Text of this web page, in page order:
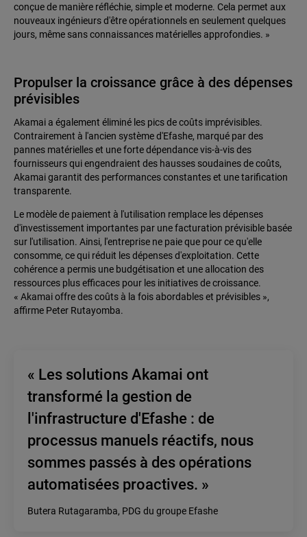
conçue de manière réfléchie, simple et moderne. Cela permet aux
nouveaux ingénieurs d'être opérationnels en seulement quelques
jours, même sans connaissances matérielles approfondies. »
Propulser la croissance grâce à des dépenses
prévisibles
Akamai a également éliminé les pics de coûts imprévisibles.
Contrairement à l'ancien système d'Efashe, marqué par des
pannes matérielles et une forte dépendance vis-à-vis des
fournisseurs qui engendraient des hausses soudaines de coûts,
Akamai garantit des performances constantes et une tarification
transparente.
Le modèle de paiement à l'utilisation remplace les dépenses
d'investissement importantes par une facturation prévisible basée
sur l'utilisation. Ainsi, l'entreprise ne paie que pour ce qu'elle
consomme, ce qui réduit les dépenses d'exploitation. Cette
cohérence a permis une budgétisation et une allocation des
ressources plus efficaces pour les initiatives de croissance.
« Akamai offre des coûts à la fois abordables et prévisibles »,
affirme Peter Rutayomba.
« Les solutions Akamai ont
transformé la gestion de
l'infrastructure d'Efashe : de
processus manuels réactifs, nous
sommes passés à des opérations
automatisées proactives. »
Butera Rutagaramba, PDG du groupe Efashe